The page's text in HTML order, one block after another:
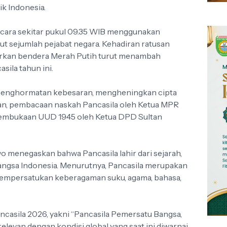
Indonesia.
sekitar pukul 09.35 WIB menggunakan
sejumlah pejabat negara. Kehadiran ratusan
bendera Merah Putih turut menambah
tahun ini.
kebesaran, mengheningkan cipta
pembacaan naskah Pancasila oleh Ketua MPR
UUD 1945 oleh Ketua DPD Sultan
menegaskan bahwa Pancasila lahir dari sejarah,
Indonesia. Menurutnya, Pancasila merupakan
keberagaman suku, agama, bahasa,
2026, yakni “Pancasila Pemersatu Bangsa,